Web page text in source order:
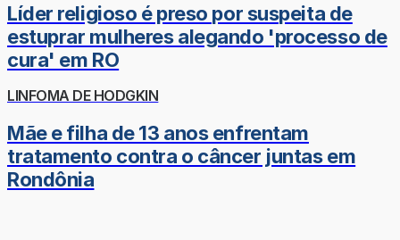
Líder religioso é preso por suspeita de
estuprar mulheres alegando 'processo de
cura' em RO
LINFOMA DE HODGKIN
Mãe e filha de 13 anos enfrentam
tratamento contra o câncer juntas em
Rondônia